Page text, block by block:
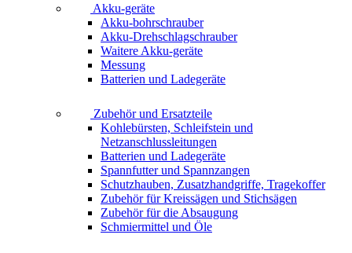
Akku-geräte
Akku-bohrschrauber
Akku-Drehschlagschrauber
Waitere Akku-geräte
Messung
Batterien und Ladegeräte
Zubehör und Ersatzteile
Kohlebürsten, Schleifstein und
Netzanschlussleitungen
Batterien und Ladegeräte
Spannfutter und Spannzangen
Schutzhauben, Zusatzhandgriffe, Tragekoffer
Zubehör für Kreissägen und Stichsägen
Zubehör für die Absaugung
Schmiermittel und Öle